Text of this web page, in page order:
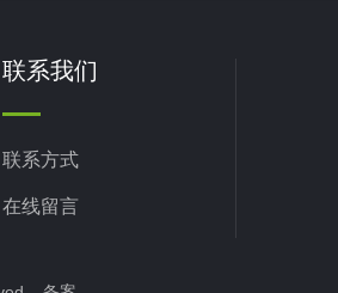
联系我们
联系方式
在线留言